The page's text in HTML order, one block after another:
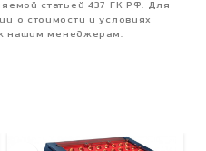
статьей 437 ГК РФ. Для
о стоимости и условиях
к нашим менеджерам.